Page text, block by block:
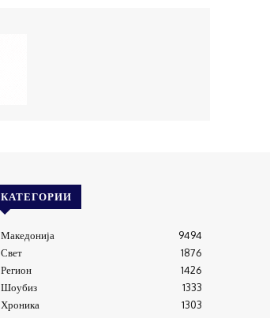
КАТЕГОРИИ
Македонија
9494
Свет
1876
Регион
1426
Шоубиз
1333
Хроника
1303